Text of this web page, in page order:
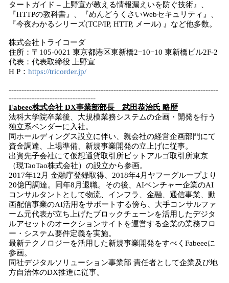
タートガイド – 上野宣が教える情報漏えいを防ぐ技術』、
『HTTPの教科書』、『めんどうくさいWebセキュリティ』、
『今夜わかるシリーズ(TCP/IP, HTTP, メール) 』など他多数。
株式会社トライコーダ
住所：〒105-0021 東京都港区東新橋2−10−10 東新橋ビル2F-2
代表：代表取締役 上野宣
H P： https://tricorder.jp/
----------------------------------------------------------------------------------
----------------------------------
Fabeee株式会社 DX事業部部長 武田恭治氏 略歴
法科大学院卒業後、大規模業務システムの企画・開発を行う
独立系ベンダーに入社。
同ホールディングス設立に伴い、親会社の経営企画部門にて
資金調達、上場準備、新規事業開発の立上げに従事。
出資先子会社にて仮想通貨取引所ビットアルゴ取引所東京
（現TaoTao株式会社）の設立から参画。
2017年12月 金融庁登録取得、2018年4月ヤフーグループより
20億円調達。同年8月退職。その後、AIベンチャー企業のAI
コンサルタントとして物流、インフラ、金融、通信事業、動
画配信事業のAI活用をサポートする傍ら、大手コンサルファ
ーム元代表が立ち上げたブロックチェーンを活用したデジタ
ルアセットのオークションサイトを運営する企業の業務フロ
ー・システム要件定義を実施。
最新テクノロジーを活用した新規事業開発をすべくFabeeeに
参画。
同社デジタルソリューション事業部 責任者として企業及び地
方自治体のDX推進に従事。